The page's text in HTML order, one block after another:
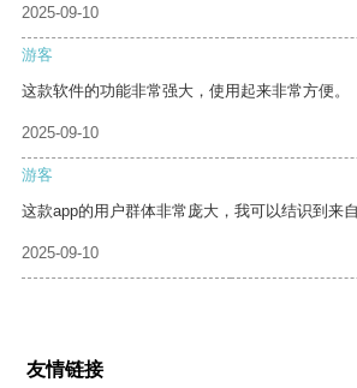
2025-09-10
游客
这款软件的功能非常强大，使用起来非常方便。
2025-09-10
游客
这款app的用户群体非常庞大，我可以结识到来
2025-09-10
友情链接